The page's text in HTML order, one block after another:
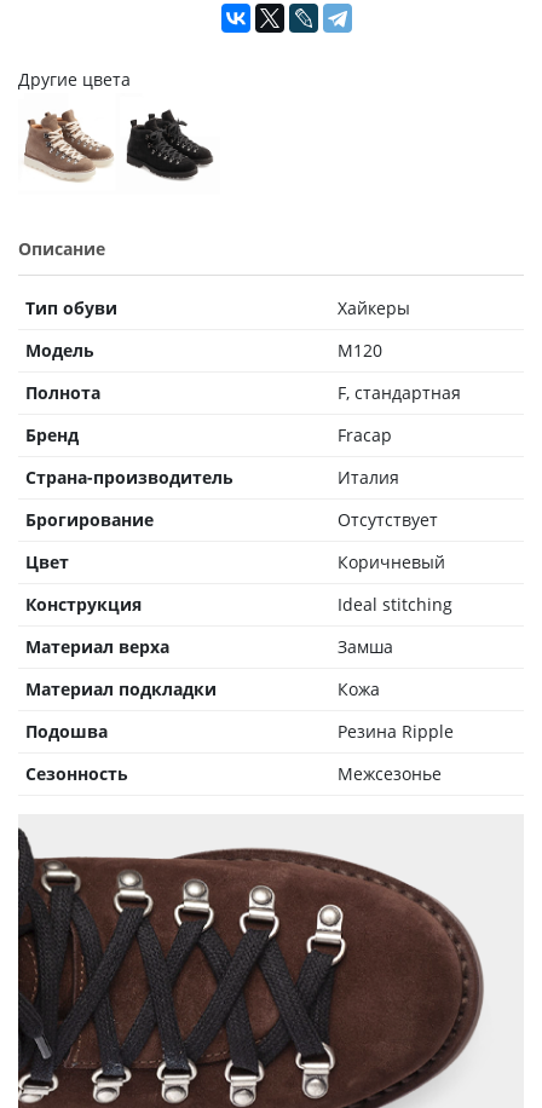
Другие цвета
Описание
Тип обуви
Хайкеры
Модель
M120
Полнота
F, стандартная
Бренд
Fracap
Страна-производитель
Италия
Брогирование
Отсутствует
Цвет
Коричневый
Конструкция
Ideal stitching
Материал верха
Замша
Материал подкладки
Кожа
Подошва
Резина Ripple
Сезонность
Межсезонье